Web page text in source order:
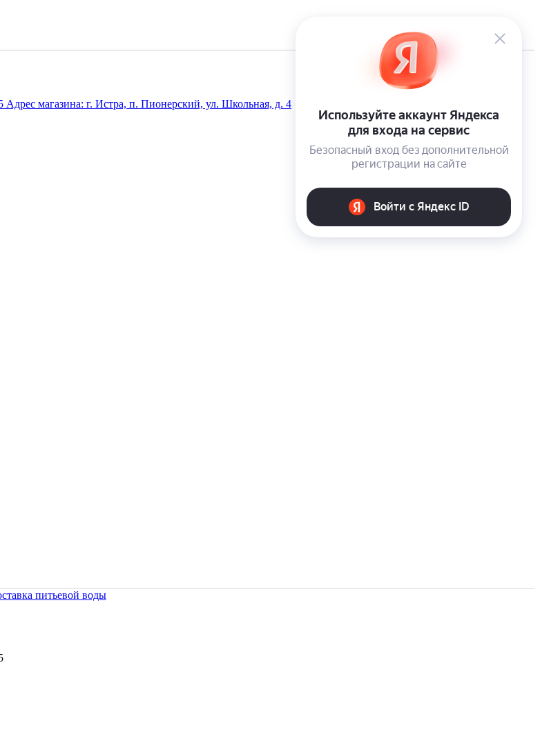
Адрес магазина: г. Истра, п. Пионерский, ул. Школьная, д. 4